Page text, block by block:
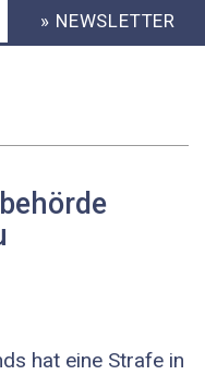
HEADER» NEWSLETTER
hat eine Strafe in